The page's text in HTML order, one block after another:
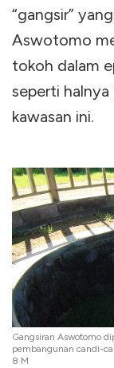
“gangsir”
Aswotomo
tokoh dalam
seperti halnya
kawasan ini.
Gangsiran Aswotomo
pembangunan candi-
8 M